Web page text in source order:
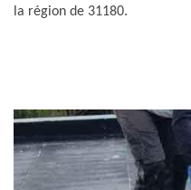
la région de 31180.